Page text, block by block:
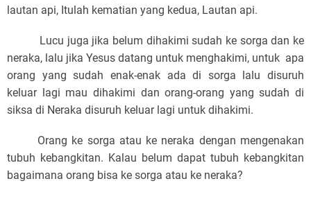
lautan api, Itulah kematian yang kedua, Lautan api.
Lucu juga jika belum dihakimi sudah ke sorga dan ke
neraka, lalu jika Yesus datang untuk menghakimi, untuk apa
orang yang sudah enak-enak ada di sorga lalu disuruh
keluar lagi mau dihakimi dan orang-orang yang sudah di
siksa di Neraka disuruh keluar lagi untuk dihakimi.
Orang ke sorga atau ke neraka dengan mengenakan
tubuh kebangkitan. Kalau belum dapat tubuh kebangkitan
bagaimana orang bisa ke sorga atau ke neraka?